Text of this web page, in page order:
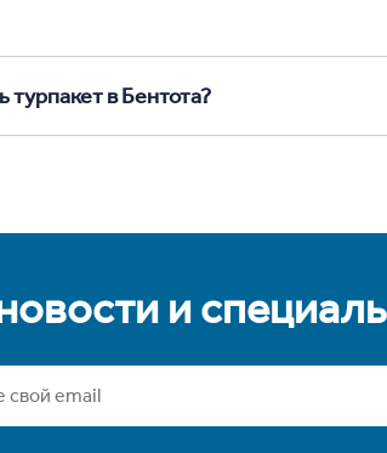
в Бентота?
и